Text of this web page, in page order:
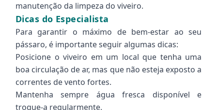
manutenção da limpeza do viveiro.
Dicas do Especialista
Para garantir o máximo de bem-estar ao seu
pássaro, é importante seguir algumas dicas:
Posicione o viveiro em um local que tenha uma
boa circulação de ar, mas que não esteja exposto a
correntes de vento fortes.
Mantenha sempre água fresca disponível e
troque-a regularmente.